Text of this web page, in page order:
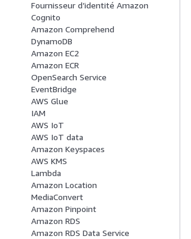
Fournisseur d’identité Amazon
Cognito
Amazon Comprehend
DynamoDB
Amazon EC2
Amazon ECR
OpenSearch Service
EventBridge
AWS Glue
IAM
AWS IoT
AWS IoT data
Amazon Keyspaces
AWS KMS
Lambda
Amazon Location
MediaConvert
Amazon Pinpoint
Amazon RDS
Amazon RDS Data Service